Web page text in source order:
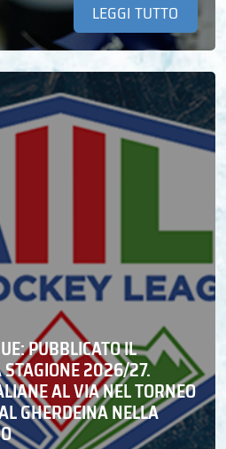
LEGGI TUTTO
PUBBLICATO IL
STAGIONE 2026/27.
AL VIA NEL TORNEO
GHERDEINA NELLA